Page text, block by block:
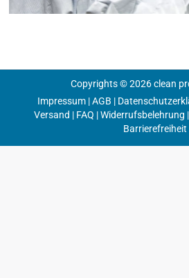
Copyrights © 2026 clean
Impressum|AGB |
Versand | FAQ |Widerrufsbelehrung |
Barrierefreiheit